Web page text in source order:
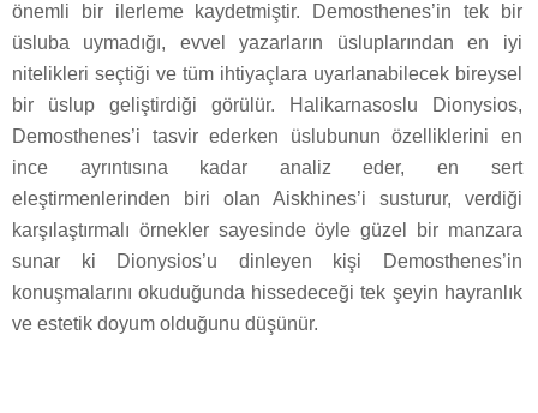
önemli bir ilerleme kaydetmiştir. Demosthenes’in tek bir
üsluba uymadığı, evvel yazarların üsluplarından en iyi
nitelikleri seçtiği ve tüm ihtiyaçlara uyarlanabilecek bireysel
bir üslup geliştirdiği görülür. Halikarnasoslu Dionysios,
Demosthenes’i tasvir ederken üslubunun özelliklerini en
ince ayrıntısına kadar analiz eder, en sert
eleştirmenlerinden biri olan Aiskhines’i susturur, verdiği
karşılaştırmalı örnekler sayesinde öyle güzel bir manzara
sunar ki Dionysios’u dinleyen kişi Demosthenes’in
konuşmalarını okuduğunda hissedeceği tek şeyin hayranlık
ve estetik doyum olduğunu düşünür.